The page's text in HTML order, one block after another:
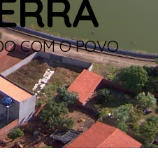
COM O POVO